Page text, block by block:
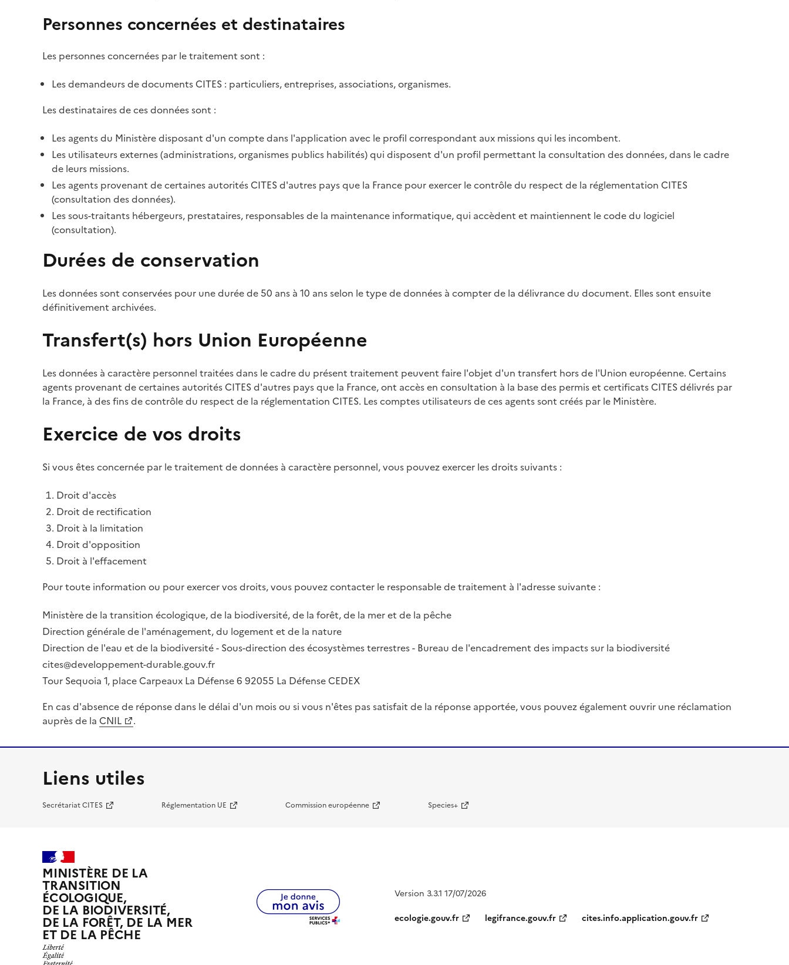
Personnes concernées et destinataires
Les personnes concernées par le traitement sont :
Les demandeurs de documents CITES : particuliers, entreprises, associations, organismes.
Les destinataires de ces données sont :
Les agents du Ministère disposant d'un compte dans l'application avec le profil correspondant aux missions qui les incombent.
Les utilisateurs externes (administrations, organismes publics habilités) qui disposent d'un profil permettant la consultation des données, dans le cadre
de leurs missions.
Les agents provenant de certaines autorités CITES d'autres pays que la France pour exercer le contrôle du respect de la réglementation CITES
(consultation des données).
Les sous-traitants hébergeurs, prestataires, responsables de la maintenance informatique, qui accèdent et maintiennent le code du logiciel
(consultation).
Durées de conservation
Les données sont conservées pour une durée de 50 ans à 10 ans selon le type de données à compter de la délivrance du document. Elles sont ensuite
définitivement archivées.
Transfert(s) hors Union Européenne
Les données à caractère personnel traitées dans le cadre du présent traitement peuvent faire l'objet d'un transfert hors de l'Union européenne. Certains
agents provenant de certaines autorités CITES d'autres pays que la France, ont accès en consultation à la base des permis et certificats CITES délivrés par
la France, à des fins de contrôle du respect de la réglementation CITES. Les comptes utilisateurs de ces agents sont créés par le Ministère.
Exercice de vos droits
Si vous êtes concernée par le traitement de données à caractère personnel, vous pouvez exercer les droits suivants :
Droit d'accès
Droit de rectification
Droit à la limitation
Droit d'opposition
Droit à l'effacement
Pour toute information ou pour exercer vos droits, vous pouvez contacter le responsable de traitement à l'adresse suivante :
Ministère de la transition écologique, de la biodiversité, de la forêt, de la mer et de la pêche
Direction générale de l'aménagement, du logement et de la nature
Direction de l'eau et de la biodiversité - Sous-direction des écosystèmes terrestres - Bureau de l'encadrement des impacts sur la biodiversité
cites@developpement-durable.gouv.fr
Tour Sequoia 1, place Carpeaux La Défense 6 92055 La Défense CEDEX
En cas d'absence de réponse dans le délai d'un mois ou si vous n'êtes pas satisfait de la réponse apportée, vous pouvez également ouvrir une réclamation
auprès de la CNIL .
Liens utiles
Secrétariat CITES Réglementation UE Commission européenne Species+
MINISTÈRE DE LA
TRANSITION
ÉCOLOGIQUE,
DE LA BIODIVERSITÉ,
DE LA FORÊT, DE LA MER
ET DE LA PÊCHE
Version 3.3.1 17/07/2026
ecologie.gouv.fr
legifrance.gouv.fr cites.info.application.gouv.fr